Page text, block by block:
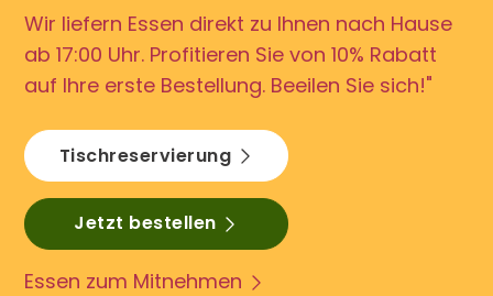
Wir liefern Essen direkt zu Ihnen nach Hause
ab 17:00 Uhr. Profitieren Sie von 10% Rabatt
auf Ihre erste Bestellung. Beeilen Sie sich!"
Tischreservierung
Jetzt bestellen
Essen zum Mitnehmen